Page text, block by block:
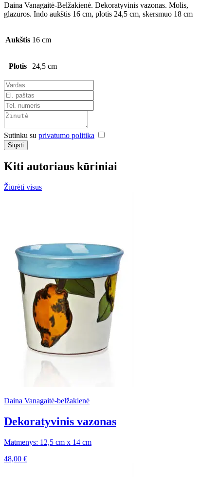
Daina Vanagaitė-Belžakienė. Dekoratyvinis vazonas. Molis,
glazūros. Indo aukštis 16 cm, plotis 24,5 cm, skersmuo 18 cm
Aukštis 16 cm
Plotis 24,5 cm
Sutinku su privatumo politika
Siųsti
Kiti autoriaus kūriniai
Žiūrėti visus
Daina Vanagaitė-belžakienė
Dekoratyvinis vazonas
Matmenys: 12,5 cm x 14 cm
48,00 €